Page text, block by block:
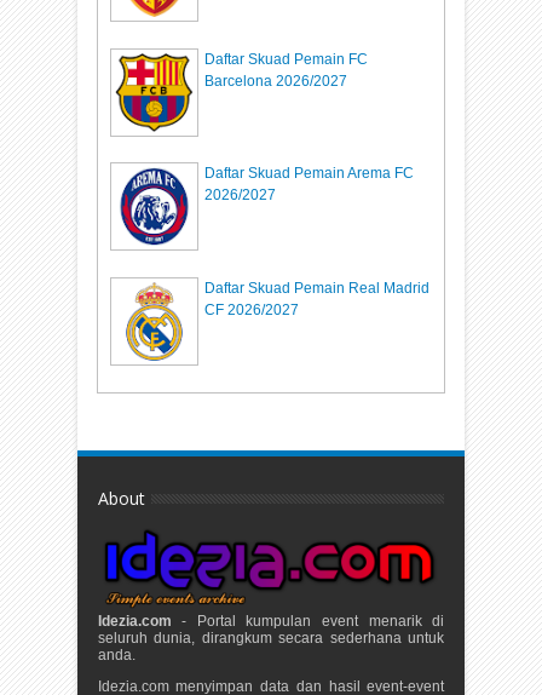
Daftar Skuad Pemain FC
Barcelona 2026/2027
Daftar Skuad Pemain Arema FC
2026/2027
Daftar Skuad Pemain Real Madrid
CF 2026/2027
About
Idezia.com - Portal kumpulan event menarik di
seluruh dunia, dirangkum secara sederhana untuk
anda.
Idezia.com menyimpan data dan hasil event-event